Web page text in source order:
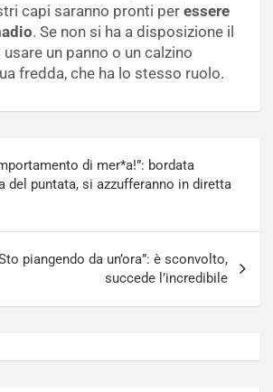
capi saranno pronti per essere
. Se non si ha a disposizione il
un panno o un calzino
fredda, che ha lo stesso ruolo.
di mer*a!”: bordata
del puntata, si azzufferanno in diretta
piangendo da un’ora”: è sconvolto,
succede l’incredibile